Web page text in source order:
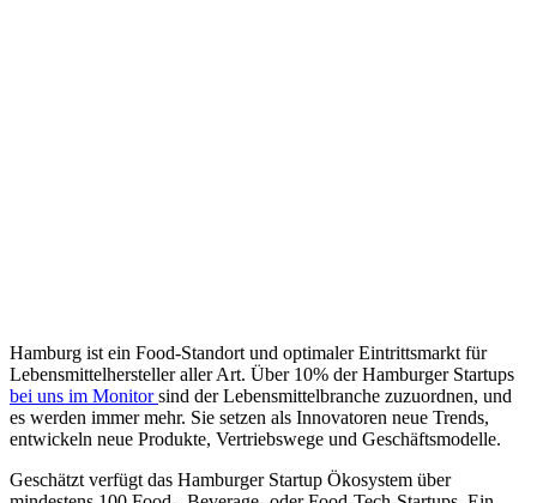
Hamburg ist ein Food-Standort und optimaler Eintrittsmarkt für
Lebensmittelhersteller aller Art. Über 10% der Hamburger Startups
bei uns im Monitorsind der Lebensmittelbranche zuzuordnen, und
es werden immer mehr. Sie setzen als Innovatoren neue Trends,
entwickeln neue Produkte, Vertriebswege und Geschäftsmodelle.
Geschätzt verfügt das Hamburger Startup Ökosystem über